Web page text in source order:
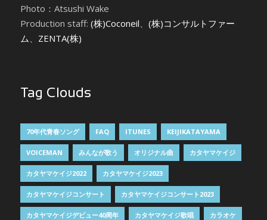
Photo：Atsushi Wake
Production staff: (株)Coconeil、 (株)コンサルトファー
ム、 ZENTA(株)
Tag Clouds
70年代青春ソング FAQ ITUNES KEIJIKATAYAMA
VOICEMAN みんなが歌う オリジナル曲 カタヤマケイジ
カタヤマケイジ2022 カタヤマケイジ2023
カタヤマケイジコンサート カタヤマケイジコンサート2023
カタヤマケイジデビュー40周年 カタヤマケイジ歌唱 カラオケ